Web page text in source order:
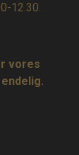
12.30.
vores